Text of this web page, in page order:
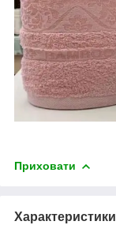
Приховати
Характеристики